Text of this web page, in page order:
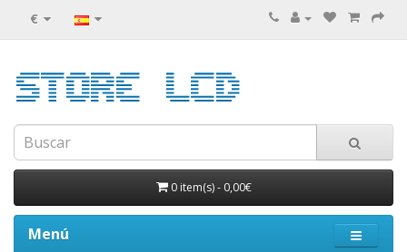
€
0 item(s)- 0,00€
Menú